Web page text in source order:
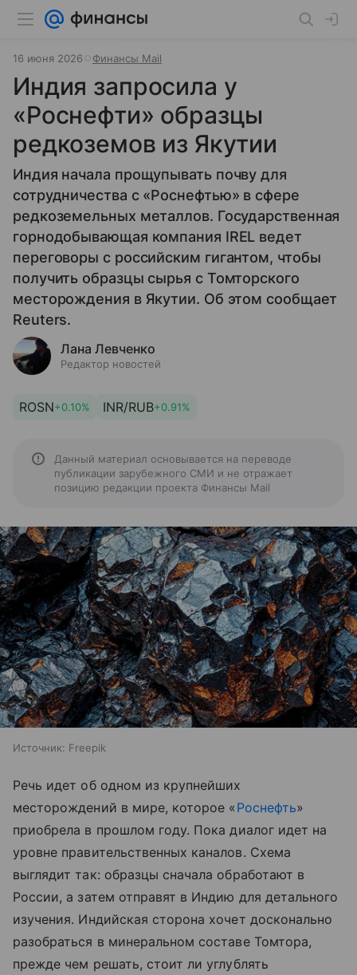
16 июня 2026 Финансы Mail
Индия запросила у
«Роснефти» образцы
редкоземов из Якутии
Индия начала прощупывать почву для
сотрудничества с «Роснефтью» в сфере
редкоземельных металлов. Государственная
горнодобывающая компания IREL ведет
переговоры с российским гигантом, чтобы
получить образцы сырья с Томторского
месторождения в Якутии. Об этом сообщает
Reuters.
Лана Левченко
Редактор новостей
ROSN+0.10% INR/RUB+0.91%
Данный материал основывается на переводе
публикации зарубежного СМИ и не отражает
позицию редакции проекта Финансы Mail
Источник: Freepik
Речь идет об одном из крупнейших
месторождений в мире, которое « Роснефть»
приобрела в прошлом году. Пока диалог идет на
уровне правительственных каналов. Схема
выглядит так: образцы сначала обработают в
России, а затем отправят в Индию для детального
изучения. Индийская сторона хочет досконально
разобраться в минеральном составе Томтора,
прежде чем решать, стоит ли углублять